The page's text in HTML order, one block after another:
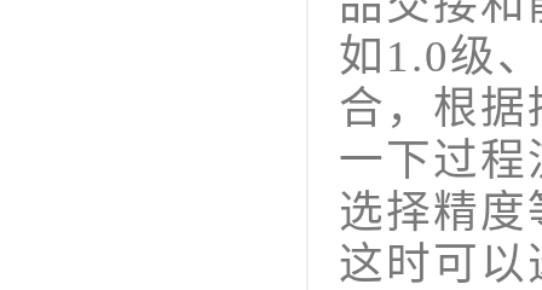
如1.0级
合，根
一下过程
选择精
这时可以